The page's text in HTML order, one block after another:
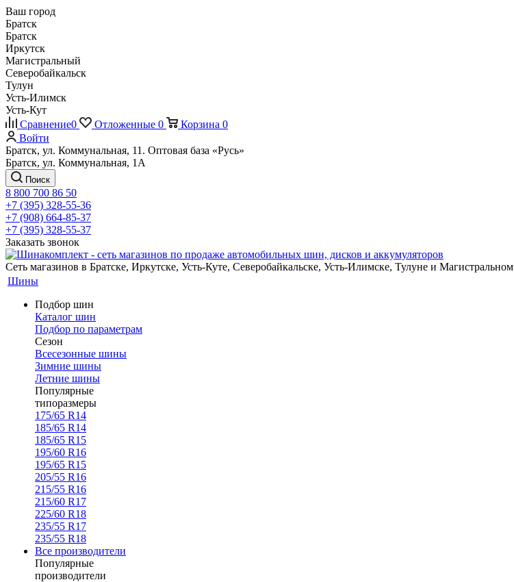
Ваш город
Братск
Братск
Иркутск
Магистральный
Северобайкальск
Тулун
Усть-Илимск
Усть-Кут
Сравнение0 Отложенные 0 Корзина 0
Войти
Братск, ул. Коммунальная, 11. Оптовая база «Русь»
Братск, ул. Коммунальная, 1А
Поиск
8 800 700 86 50
+7 (395) 328-55-36
+7 (908) 664-85-37
+7 (395) 328-55-37
Заказать звонок
Сеть магазинов в Братске, Иркутске, Усть-Куте, Северобайкальске, Усть-Илимске, Тулуне и Магистральном
Шины
Подбор шин
Каталог шин
Подбор по параметрам
Сезон
Всесезонные шины
Зимние шины
Летние шины
Популярные
типоразмеры
175/65 R14
185/65 R14
185/65 R15
195/60 R16
195/65 R15
205/55 R16
215/55 R16
215/60 R17
225/60 R18
235/55 R17
235/55 R18
Все производители
Популярные
производители